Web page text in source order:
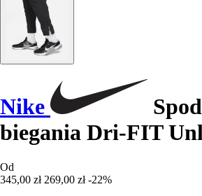
Nike
biegania Dri-FIT
Od
345,00 zł 269,00 zł -22%